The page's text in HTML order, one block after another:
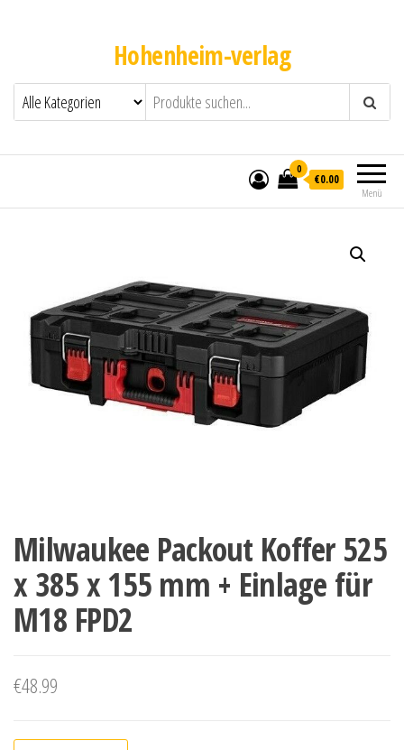
Hohenheim-verlag
Menü
0
€0.00
Milwaukee Packout Koffer 525
x 385 x 155 mm + Einlage für
M18 FPD2
€48.99